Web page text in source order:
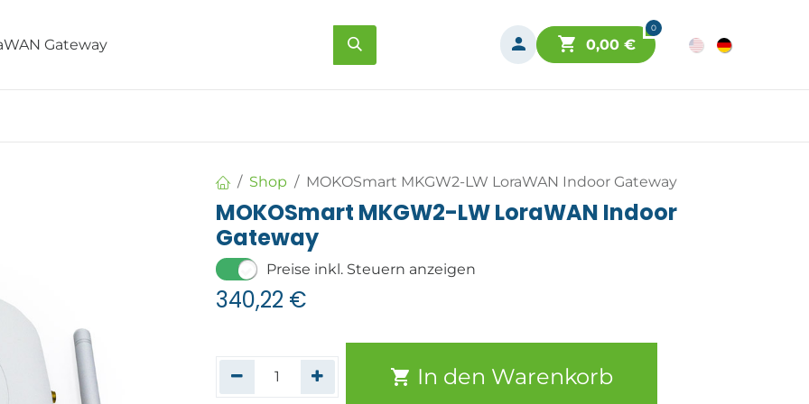
0
0,00€
Shop MOKOSmart MKGW2-LW LoraWAN Indoor Gateway
MOKOSmart MKGW2-LW LoraWAN Indoor
Gateway
Preise inkl. Steuern anzeigen
340,22 €
In den Warenkorb